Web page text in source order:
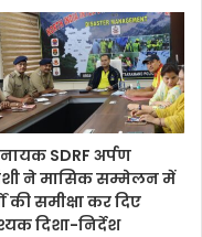
SDRF अर्पण
ने मासिक सम्मेलन में
की समीक्षा कर दिए
दिशा-निर्देश